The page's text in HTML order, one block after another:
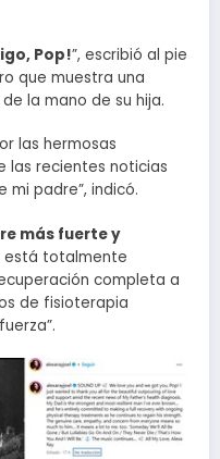
Pop!”, escribió al pie
que muestra una
la mano de su hija.
las hermosas
las recientes noticias
mi padre”, indicó.
más fuerte y
está totalmente
completa a
de fisioterapia